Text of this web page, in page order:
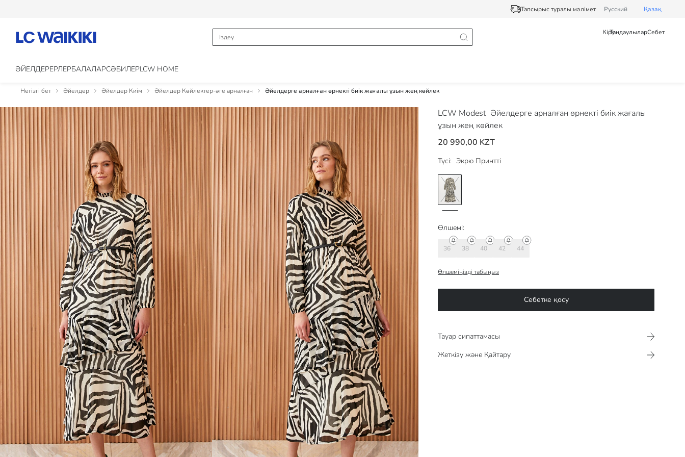
Тапсырыс туралы мәлімет Pусский Қазақ
КіруТаңдаулыларСебет
ӘЙЕЛДЕРЕРЛЕРБАЛАЛАРCӘБИЛЕРLCW HOME
Негізгі бет Әйелдер Әйелдер Киім Әйелдер Көйлектер-әге арналған Әйелдерге арналған өрнекті биік жағалы ұзын жең көйлек
LCW Modest Әйелдерге арналған өрнекті биік жағалы
ұзын жең көйлек
20 990,00 KZT
Түсі: Экрю Принтті
Өлшемі:
36 38 40 42 44
Өлшеміңізді табыңыз
Себетке қосу
Тауар сипаттамасы​​​​​
Жеткізу және Қайтару